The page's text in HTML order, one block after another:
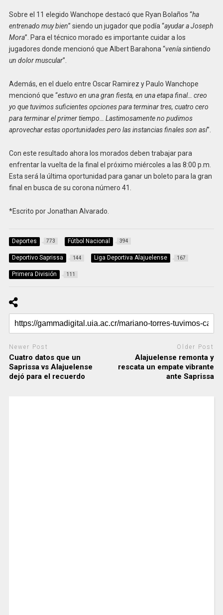
Sobre el 11 elegido Wanchope destacó que Ryan Bolaños “ha
entrenado muy bien” siendo un jugador que podía “ayudar a Joseph
Mora”. Para el técnico morado es importante cuidar a los
jugadores donde mencionó que Albert Barahona “venía sintiendo
un dolor muscular”.
Además, en el duelo entre Oscar Ramirez y Paulo Wanchope
mencionó que “estuvo en una gran fiesta, en una etapa final… creo
yo que tuvimos suficientes opciones para terminar tres, cuatro cero
para terminar el primer tiempo… Lastimosamente no pudimos
aprovechar estas oportunidades pero las instancias finales son así”.
Con este resultado ahora los morados deben trabajar para
enfrentar la vuelta de la final el próximo miércoles a las 8:00 p.m.
Esta será la última oportunidad para ganar un boleto para la gran
final en busca de su corona número 41.
*Escrito por Jonathan Alvarado.
Deportes 773 Fútbol Nacional 394
Deportivo Saprissa 144 Liga Deportiva Alajuelense 167
Primera División 111
Newer Post
Cuatro datos que un
Saprissa vs Alajuelense
dejó para el recuerdo
Older Post
Alajuelense remonta y
rescata un empate vibrante
ante Saprissa